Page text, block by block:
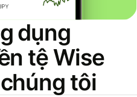
dụng
tệ Wise
tôi